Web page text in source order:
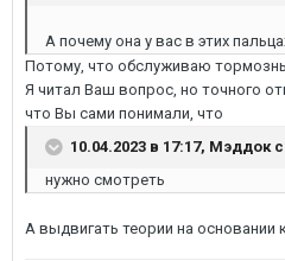
А почему она у вас в этих
Потому, что обслуживаю
Я читал Ваш вопрос, но точного
что Вы сами понимали, что
10.04.2023 в 17:17, Мэддок
нужно смотреть
А выдвигать теории на основании